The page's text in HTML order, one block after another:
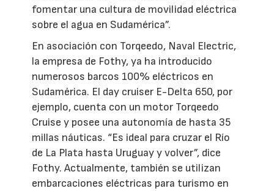
fomentar una cultura de movilidad eléctrica
sobre el agua en Sudamérica”.
En asociación con Torqeedo, Naval Electric,
la empresa de Fothy, ya ha introducido
numerosos barcos 100% eléctricos en
Sudamérica. El day cruiser E-Delta 650, por
ejemplo, cuenta con un motor Torqeedo
Cruise y posee una autonomía de hasta 35
millas náuticas. “Es ideal para cruzar el Río
de La Plata hasta Uruguay y volver”, dice
Fothy. Actualmente, también se utilizan
embarcaciones eléctricas para turismo en